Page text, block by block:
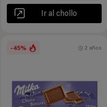
Ir al chollo
-45% 2 años